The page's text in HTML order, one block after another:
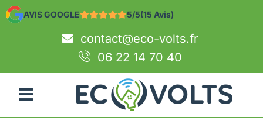
AVIS GOOGLE 5/5(15 Avis)
contact@eco-volts.fr
06 22 14 70 40